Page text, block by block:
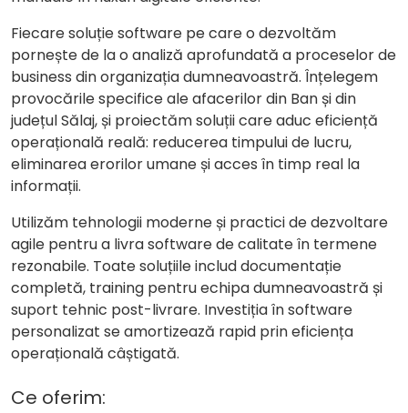
Fiecare soluție software pe care o dezvoltăm
pornește de la o analiză aprofundată a proceselor de
business din organizația dumneavoastră. Înțelegem
provocările specifice ale afacerilor din Ban și din
județul Sălaj, și proiectăm soluții care aduc eficiență
operațională reală: reducerea timpului de lucru,
eliminarea erorilor umane și acces în timp real la
informații.
Utilizăm tehnologii moderne și practici de dezvoltare
agile pentru a livra software de calitate în termene
rezonabile. Toate soluțiile includ documentație
completă, training pentru echipa dumneavoastră și
suport tehnic post-livrare. Investiția în software
personalizat se amortizează rapid prin eficiența
operațională câștigată.
Ce oferim: